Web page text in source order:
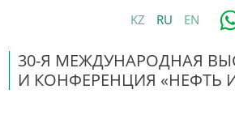
KZ RU EN
30-Я МЕЖДУНАРОДНАЯ
И КОНФЕРЕНЦИЯ «НЕФТЬ